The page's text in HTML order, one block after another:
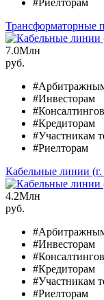
Трансформаторные
7.0Млн
руб.
#Инвесторам
#Кредиторам
#Участникам
#Риелторам
Кабельные линии
4.2Млн
руб.
#Инвесторам
#Кредиторам
#Участникам
#Риелторам